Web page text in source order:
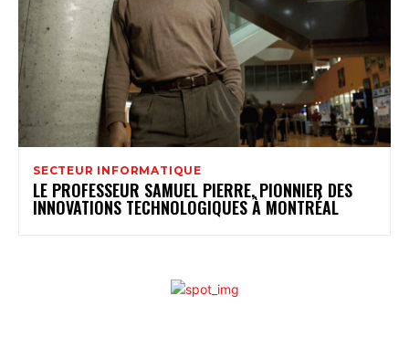
SECTEUR INFORMATIQUE
LE PROFESSEUR SAMUEL PIERRE, PIONNIER DES
INNOVATIONS TECHNOLOGIQUES À MONTRÉAL